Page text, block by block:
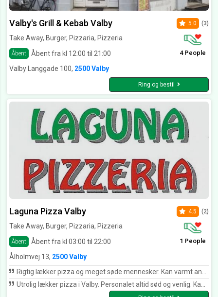
Valby's Grill & Kebab Valby
Take Away, Burger, Pizzaria, Pizzeria
Åbent Åbent fra kl 12:00 til 21:00
5.0 (3)
4 People
Valby Langgade 100, 2500 Valby
Ring og bestil
Laguna Pizza Valby
Take Away, Burger, Pizzaria, Pizzeria
Åbent Åbent fra kl 03:00 til 22:00
4.5 (2)
1 People
Ålholmvej 13, 2500 Valby
Rigtig lækker pizza og meget søde mennesker. Kan varmt anbefales
Utrolig lækker pizza i Valby. Personalet altid sød og venlig. Kan kun anbefales.